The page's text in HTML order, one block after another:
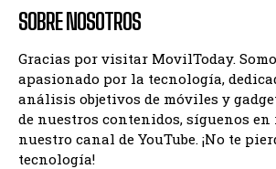
SOBRE NOSOTROS
Gracias por visitar MovilToday.
apasionado por la tecnología,
análisis objetivos de móviles y
de nuestros contenidos, síguenos en
nuestro canal de YouTube. ¡No te
tecnología!